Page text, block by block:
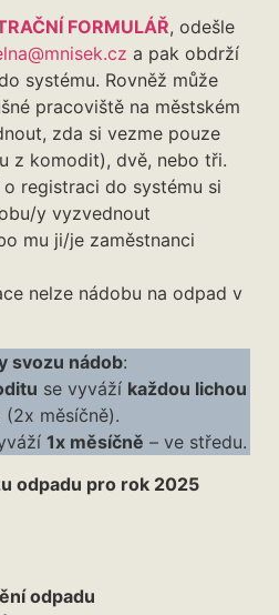
FORMULÁŘ, odešle
a pak obdrží
systému. Rovněž může
pracoviště na městském
zda si vezme pouze
z komodit), dvě, nebo tři.
registraci do systému si
y vyzvednout
mu ji/je zaměstnanci
nelze nádobu na odpad v
svozu nádob:
se vyváží každou lichou
(2x měsíčně).
1x měsíčně – ve středu.
odpadu pro rok 2025
odpadu